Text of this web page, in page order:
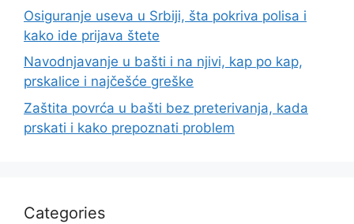
Osiguranje useva u Srbiji, šta pokriva polisa i
kako ide prijava štete
Navodnjavanje u bašti i na njivi, kap po kap,
prskalice i najčešće greške
Zaštita povrća u bašti bez preterivanja, kada
prskati i kako prepoznati problem
Categories